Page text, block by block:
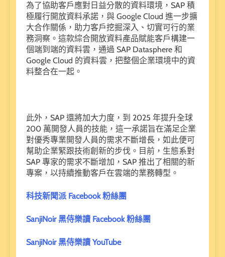
為了協助客戶應對日益分散的資料環境， SAP 積
極履行開放資料承諾，與 Google Cloud 進一步擴
大合作關係，助力客戶挖掘深入、切實可行的業
務洞察。這款綜合開放資料產品賦能客戶構建一
個端到端的資料雲，通過 SAP Datasphere 和
Google Cloud 的資料雲，把整個企業環境中的資
料整合在一起。
此外， SAP 還將加大力度，到 2025 年提升全球
200 萬開發人員的技能，這一承諾旨在滿足企業
對優秀專業開發人員的需求不斷增長，如此便可
幫助企業緊跟技術創新的步伐。目前，生態系對
SAP 專家的需求不斷增加， SAP 推出了相關的新
專案，以持續推動客戶在雲端的業務轉型。
科技新聞派 Facebook 粉絲團
SanjiNoir 黑侍樂讀 Facebook 粉絲團
SanjiNoir 黑侍樂讀 YouTube